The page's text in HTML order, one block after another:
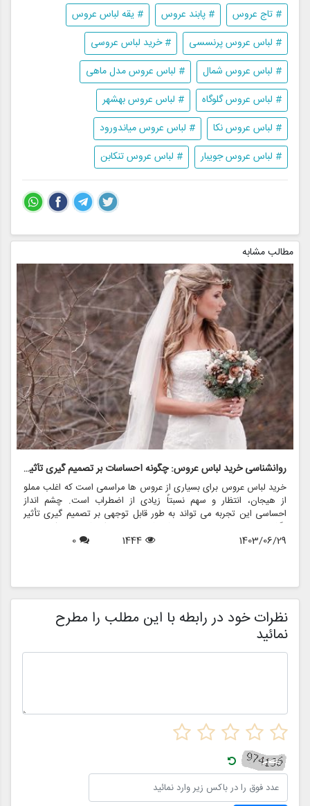
# تاج عروس
# پابند عروس
# یقه لباس عروس
# لباس عروس پرنسسی
# خرید لباس عروسی
# لباس عروس شمال
# لباس عروس مدل ماهی
# لباس عروس گلوگاه
# لباس عروس بهشهر
# لباس عروس نکا
# لباس عروس میاندورود
# لباس عروس جویبار
# لباس عروس تنکابن
مطالب مشابه
روانشناسی خرید لباس عروس: چگونه احساسات بر تصمیم گیری تأثیر می گذارد
خرید لباس عروس برای بسیاری از عروس ها مراسمی است که اغلب مملو
از هیجان، انتظار و سهم نسبتاً زیادی از اضطراب است. چشم انداز
احساسی این تجربه می تواند به طور قابل توجهی بر تصمیم گیری تأثیر
بگذارد و منجر به انتخاب هایی شود که نه تنها سبک شخصی بلکه عوامل
روانی عمیق تری را نیز منعکس می کند. در این مقاله، روانشناسی خرید
1403/06/29
1444
0
نظرات خود در رابطه با این مطلب را مطرح
نمائید